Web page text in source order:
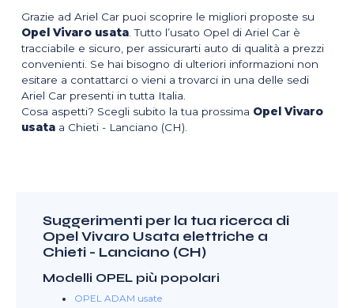
Grazie ad Ariel Car puoi scoprire le migliori proposte su
Opel Vivaro usata . Tutto l’usato Opel di Ariel Car è
tracciabile e sicuro, per assicurarti auto di qualità a prezzi
convenienti. Se hai bisogno di ulteriori informazioni non
esitare a contattarci o vieni a trovarci in una delle sedi
Ariel Car presenti in tutta Italia.
Cosa aspetti? Scegli subito la tua prossima Opel Vivaro
usata a Chieti - Lanciano (CH).
Suggerimenti per la tua ricerca di
Opel Vivaro Usata elettriche a
Chieti - Lanciano (CH)
Modelli OPEL più popolari
OPEL ADAM usate